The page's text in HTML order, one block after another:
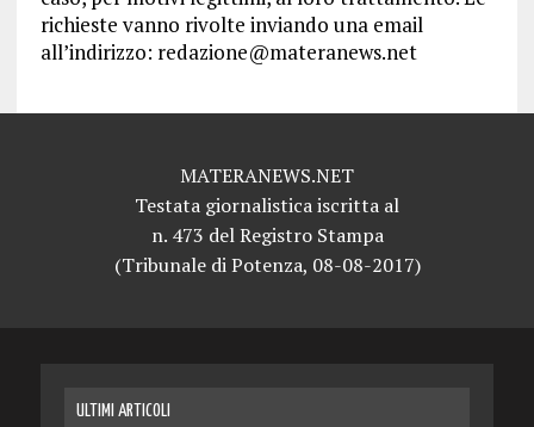
richieste vanno rivolte inviando una email
all’indirizzo: redazione@materanews.net
MATERANEWS.NET
Testata giornalistica iscritta al
n. 473 del Registro Stampa
(Tribunale di Potenza, 08-08-2017)
ULTIMI ARTICOLI